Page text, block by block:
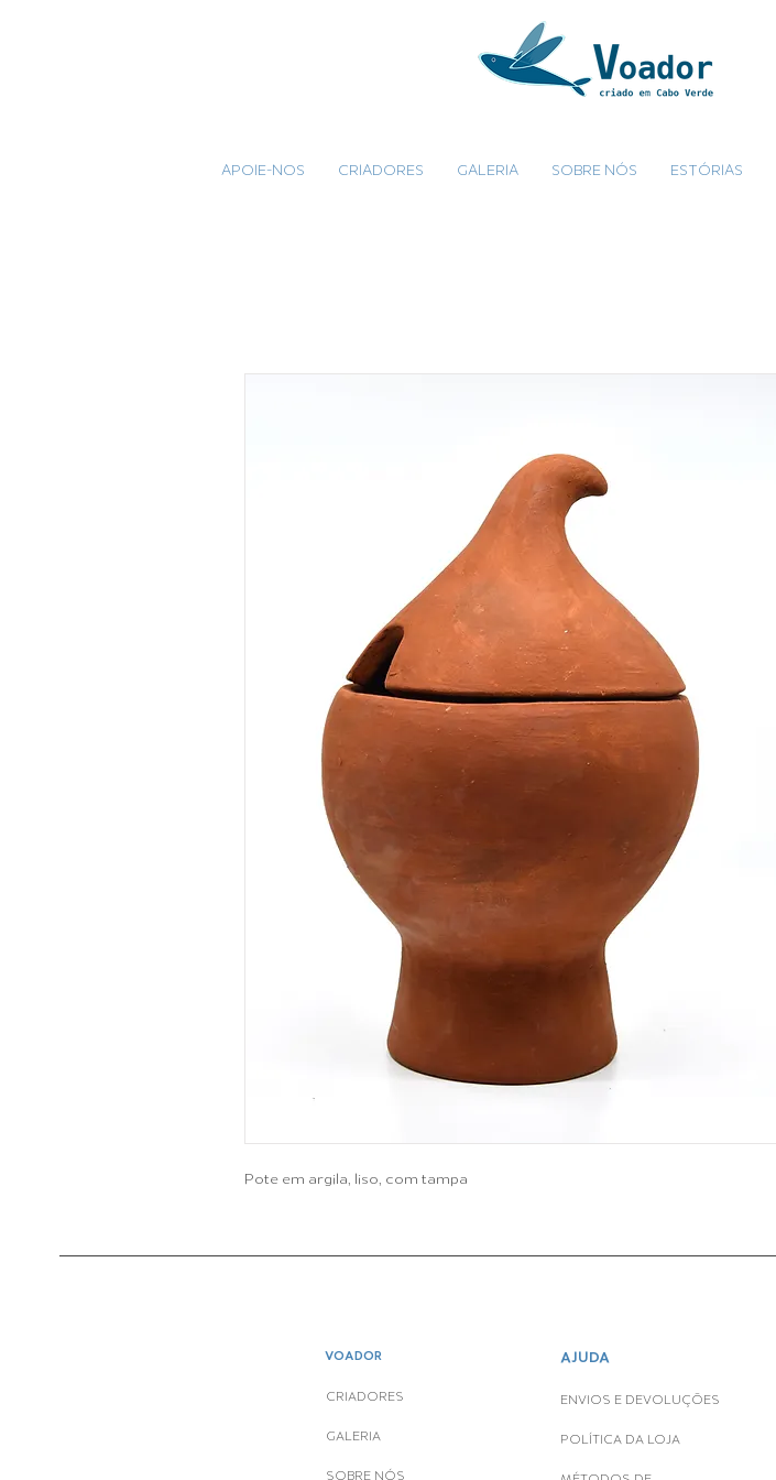
APOIE-NOS CRIADORES GALERIA SOBRE NÓS ESTÓRIAS
Pote em argila, liso, com tampa
VOADOR
CRIADORES
GALERIA
SOBRE NÓS
AJUDA
ENVIOS E DEVOLUÇÕES
POLÍTICA DA LOJA